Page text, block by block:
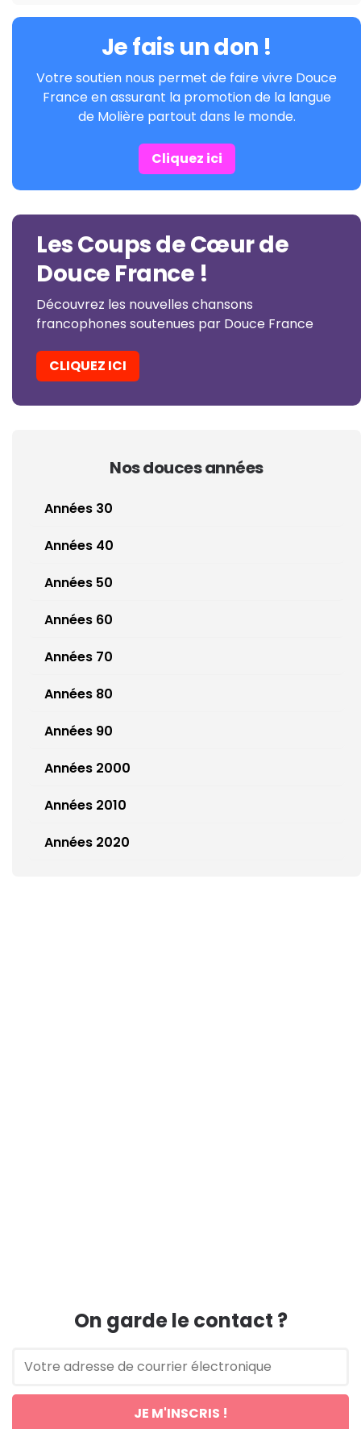
Je fais un don !
Votre soutien nous permet de faire vivre Douce
France en assurant la promotion de la langue
de Molière partout dans le monde.
Cliquez ici
Les Coups de Cœur de
Douce France !
Découvrez les nouvelles chansons
francophones soutenues par Douce France
CLIQUEZ ICI
Nos douces années
Années 30
Années 40
Années 50
Années 60
Années 70
Années 80
Années 90
Années 2000
Années 2010
Années 2020
On garde le contact ?